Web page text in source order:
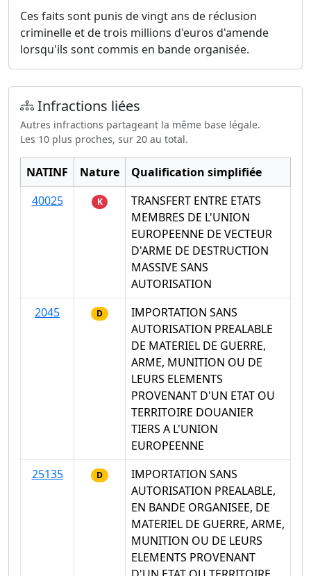
Ces faits sont punis de vingt ans de réclusion
criminelle et de trois millions d'euros d'amende
lorsqu'ils sont commis en bande organisée.
Infractions liées
Autres infractions partageant la même base légale.
Les 10 plus proches, sur 20 au total.
NATINF Nature
Qualification simplifiée
40025
K
TRANSFERT ENTRE ETATS
MEMBRES DE L'UNION
EUROPEENNE DE VECTEUR
D'ARME DE DESTRUCTION
MASSIVE SANS
AUTORISATION
2045
D
IMPORTATION SANS
AUTORISATION PREALABLE
DE MATERIEL DE GUERRE,
ARME, MUNITION OU DE
LEURS ELEMENTS
PROVENANT D'UN ETAT OU
TERRITOIRE DOUANIER
TIERS A L'UNION
EUROPEENNE
25135
D
IMPORTATION SANS
AUTORISATION PREALABLE,
EN BANDE ORGANISEE, DE
MATERIEL DE GUERRE, ARME,
MUNITION OU DE LEURS
ELEMENTS PROVENANT